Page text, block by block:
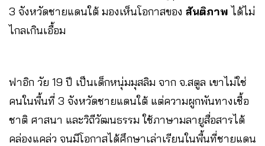
3 จังหวัดชายแดนใต้ มองเห็นโอกาสของ สันติภาพ ได้ไม่
ไกลเกินเอื้อม
ฟาอิก วัย 19 ปี เป็นเด็กหนุ่มมุสลิม จาก จ.สตูล เขาไม่ใช่
คนในพื้นที่ 3 จังหวัดชายแดนใต้ แต่ความผูกพันทางเชื้อ
ชาติ ศาสนา และวิถีวัฒนธรรม ใช้ภาษามลายูสื่อสารได้
คล่องแคล่ว จนมีโอกาสได้ศึกษาเล่าเรียนในพื้นที่ชายแดน